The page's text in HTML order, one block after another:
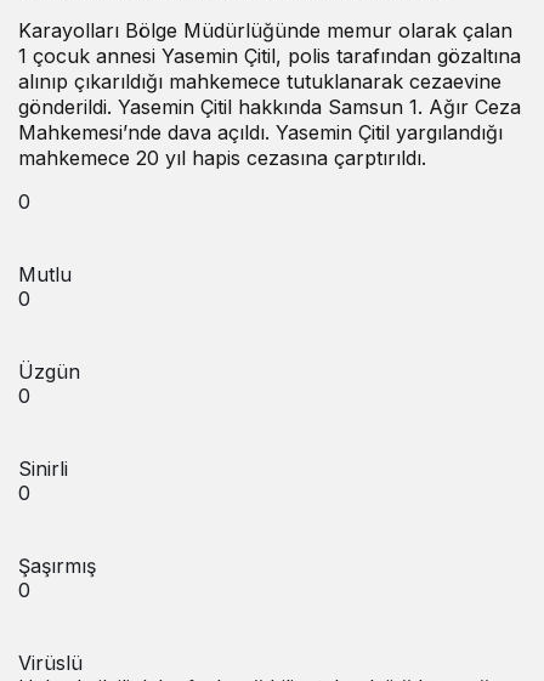
Karayolları Bölge Müdürlüğünde memur olarak çalan
1 çocuk annesi Yasemin Çitil, polis tarafından gözaltına
alınıp çıkarıldığı mahkemece tutuklanarak cezaevine
gönderildi. Yasemin Çitil hakkında Samsun 1. Ağır Ceza
Mahkemesi’nde dava açıldı. Yasemin Çitil yargılandığı
mahkemece 20 yıl hapis cezasına çarptırıldı.
0
Mutlu
0
Üzgün
0
Sinirli
0
Şaşırmış
0
Virüslü